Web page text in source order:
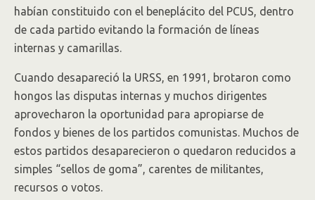
habían constituido con el beneplácito del PCUS, dentro
de cada partido evitando la formación de líneas
internas y camarillas.
Cuando desapareció la URSS, en 1991, brotaron como
hongos las disputas internas y muchos dirigentes
aprovecharon la oportunidad para apropiarse de
fondos y bienes de los partidos comunistas. Muchos de
estos partidos desaparecieron o quedaron reducidos a
simples “sellos de goma”, carentes de militantes,
recursos o votos.